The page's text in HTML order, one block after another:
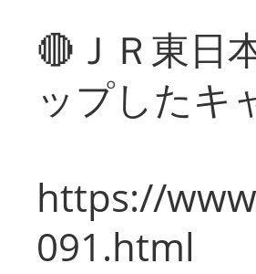
🔴ＪＲ東日
ップしたキ
https://
091.html